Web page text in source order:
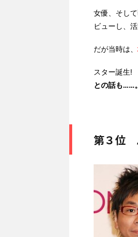
女優、そし
ビューし、活
だが当時は、
スター誕生!
との話も……。
第３位